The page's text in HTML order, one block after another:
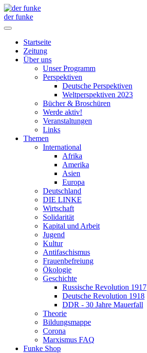
der funke
Startseite
Zeitung
Über uns
Unser Programm
Perspektiven
Deutsche Perspektiven
Weltperspektiven 2023
Bücher & Broschüren
Werde aktiv!
Veranstaltungen
Links
Themen
International
Afrika
Amerika
Asien
Europa
Deutschland
DIE LINKE
Wirtschaft
Solidarität
Kapital und Arbeit
Jugend
Kultur
Antifaschismus
Frauenbefreiung
Ökologie
Geschichte
Russische Revolution 1917
Deutsche Revolution 1918
DDR - 30 Jahre Mauerfall
Theorie
Bildungsmappe
Corona
Marxismus FAQ
Funke Shop